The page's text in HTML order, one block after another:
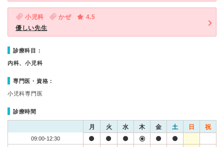
小児科 かぜ
4.5
優しい先生
診療科目：
内科、小児科
専門医・資格：
小児科専門医
診療時間
月 火 水 木 金 土 日 祝
09:00-12:30